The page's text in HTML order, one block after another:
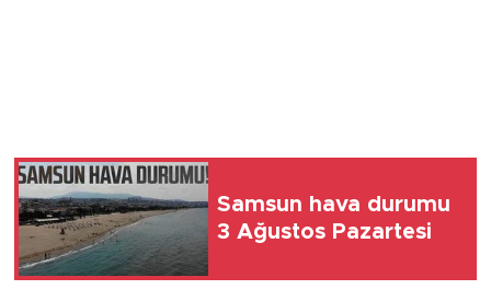
Samsun hava durumu
3 Ağustos Pazartesi